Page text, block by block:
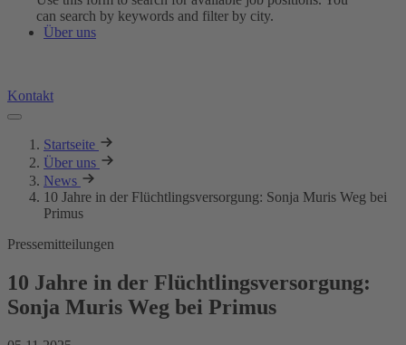
can search by keywords and filter by city.
Über uns
Kontakt
Startseite
Über uns
News
10 Jahre in der Flüchtlingsversorgung: Sonja Muris Weg bei
Primus
Pressemitteilungen
10 Jahre in der Flüchtlingsversorgung:
Sonja Muris Weg bei Primus